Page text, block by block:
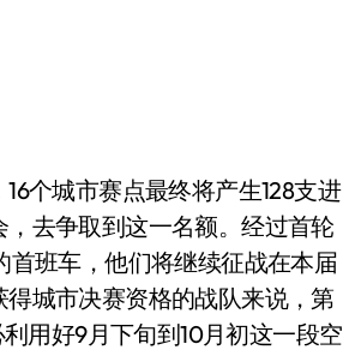
个城市赛点最终将产生128支进
去争取到这一名额。经过首轮
班车，他们将继续征战在本届
城市决赛资格的战队来说，第
用好9月下旬到10月初这一段空